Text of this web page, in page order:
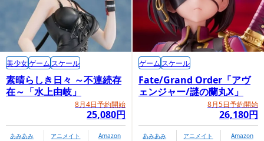
素晴らしき日々 ～不連続存
在～「水上由岐」
8月4日予約開始
25,080円
美少女ゲーム スケール
あみあみ アニメイト Amazon
Fate/Grand Order「アヴ
ェンジャー/謎の蘭丸X」
8月5日予約開始
26,180円
ゲーム スケール
あみあみ アニメイト Amazon